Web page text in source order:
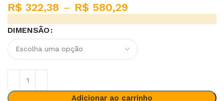
R$ 322,38 – R$ 580,29
DIMENSÃO
Adicionar ao carrinho